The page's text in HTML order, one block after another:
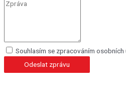
Souhlasím se zpracováním osobních
Odeslat zprávu